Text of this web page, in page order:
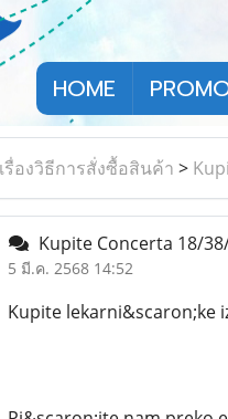
HOME
รื่องวิธีการสั่งซื้อสินค้า >
Kupite Concerta 18/
5 มี.ค. 2568 14:52
Kupite lekarni&scaron;ke